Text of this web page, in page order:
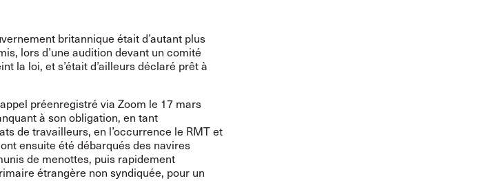
britannique était d’autant plus
, lors d’une audition devant un comité
la loi, et s’était d’ailleurs déclaré prêt à
préenregistré via Zoom le 17 mars
à son obligation, en tant
de travailleurs, en l’occurrence le RMT et
ensuite été débarqués des navires
de menottes, puis rapidement
étrangère non syndiquée, pour un